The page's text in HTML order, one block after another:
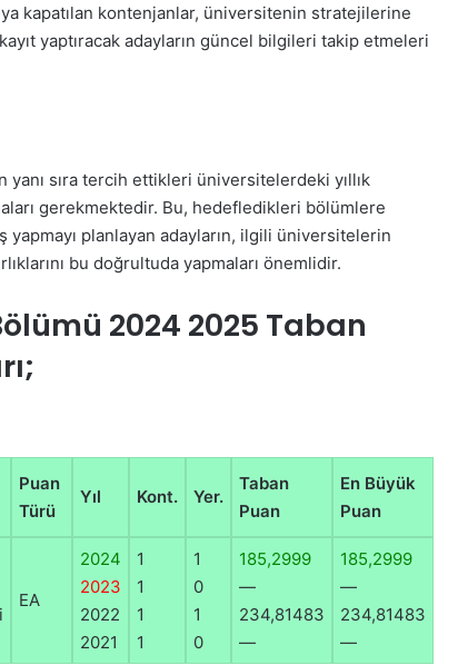
kapatılan kontenjanlar, üniversitenin stratejilerine
yaptıracak adayların güncel bilgileri takip etmeleri
yanı sıra tercih ettikleri üniversitelerdeki yıllık
gerekmektedir. Bu, hedefledikleri bölümlere
planlayan adayların, ilgili üniversitelerin
bu doğrultuda yapmaları önemlidir.
2024 2025 Taban
Puan
Türü
Yıl Kont. Yer.
Taban
Puan
En Büyük
Puan
EA
2024
2023
2022
2021
1
1
1
1
1
0
1
0
185,2999
—
234,81483
—
185,2999
—
234,81483
—